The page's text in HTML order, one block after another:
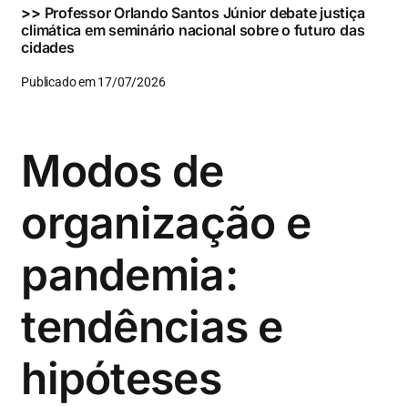
>> Professor Orlando Santos Júnior debate justiça
climática em seminário nacional sobre o futuro das
cidades
Publicado em 17/07/2026
Modos de
organização e
pandemia:
tendências e
hipóteses